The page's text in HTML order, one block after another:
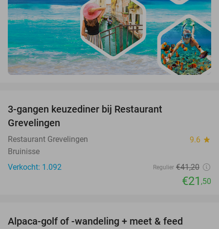
3-gangen keuzediner bij Restaurant
Grevelingen
Restaurant Grevelingen 9.6 star
Bruinisse
Verkocht: 1.092
Regulier €41,20
€21 ,50
Alpaca-golf of -wandeling + meet & feed